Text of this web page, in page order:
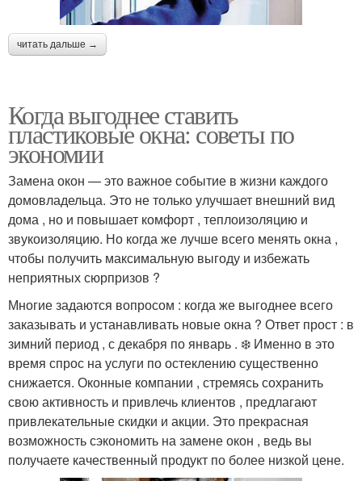
читать дальше →
Когда выгоднее ставить
пластиковые окна: советы по
экономии
Замена окон — это важное событие в жизни каждого
домовладельца. Это не только улучшает внешний вид
дома , но и повышает комфорт , теплоизоляцию и
звукоизоляцию. Но когда же лучше всего менять окна ,
чтобы получить максимальную выгоду и избежать
неприятных сюрпризов ?
Многие задаются вопросом : когда же выгоднее всего
заказывать и устанавливать новые окна ? Ответ прост : в
зимний период , с декабря по январь . ❄️ Именно в это
время спрос на услуги по остеклению существенно
снижается. Оконные компании , стремясь сохранить
свою активность и привлечь клиентов , предлагают
привлекательные скидки и акции. Это прекрасная
возможность сэкономить на замене окон , ведь вы
получаете качественный продукт по более низкой цене.